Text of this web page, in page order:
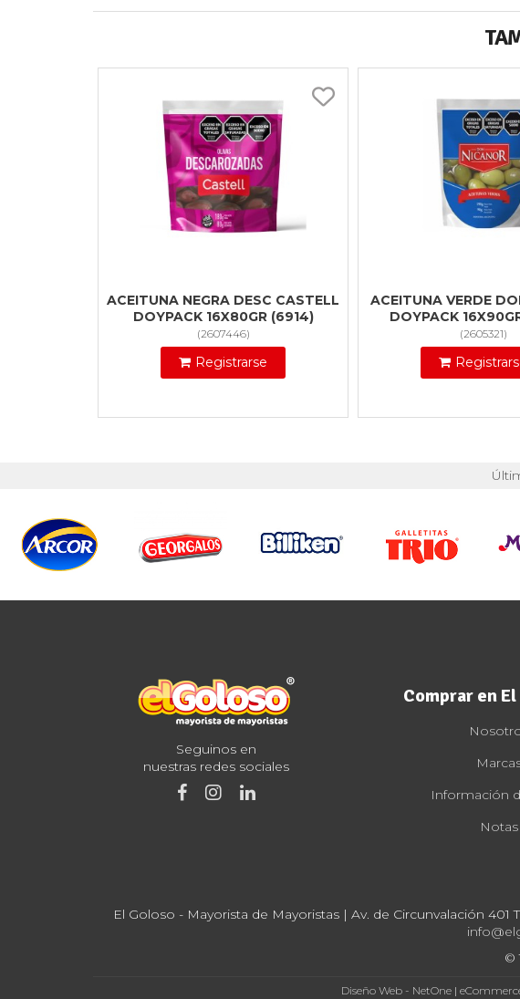
ACEITUNA NEGRA DESC CASTELL
DOYPACK 16X80GR (6914)
(2607446)
Registrarse
ACEITUNA VERDE
DOYPACK
(2605321)
Seguinos en
nuestras redes sociales
Comprar en
Información
Notas
El Goloso - Mayorista de Mayoristas | Av. de Circunvalación 401
©
Diseño Web - NetOne|